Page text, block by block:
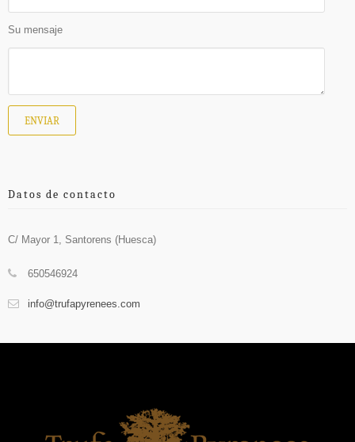
Su mensaje
Datos de contacto
C/ Mayor 1, Santorens (Huesca)
650546924
info@trufapyrenees.com